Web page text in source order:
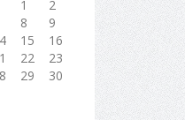
1
2
8
9
15
16
22
23
29
30